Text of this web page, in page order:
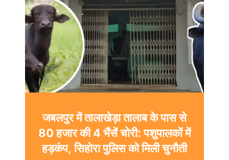
जबलपुर में तालाखेड़ा तालाब के पास से
80 हजार की 4 भैंसें चोरी: पशुपालकों में
हड़कंप, सिहोरा पुलिस को मिली चुनौती